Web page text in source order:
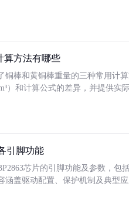
算方法有哪些
铜棒和黄铜棒重量的三种常用计
）和计算公式的差异，并提供实
引脚功能
芯片的引脚功能及参数，
涵盖驱动配置、保护机制及典型